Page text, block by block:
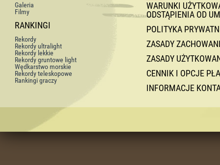
Galeria
Filmy
RANKINGI
Rekordy
Rekordy ultralight
Rekordy lekkie
Rekordy gruntowe light
Wędkarstwo morskie
Rekordy teleskopowe
Rankingi graczy
WARUNKI
ODSTĄPIENIA OD
POLITYKA
ZASADY
ZASADY
CENNIK I OPCJE
INFORMACJE